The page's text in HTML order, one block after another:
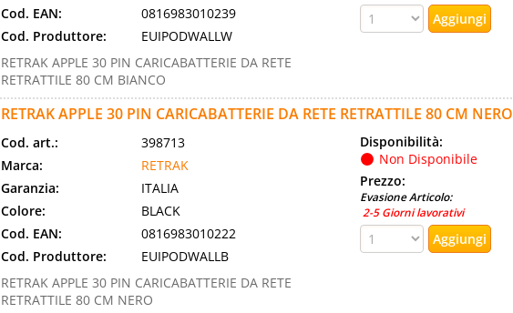
Cod. EAN:
0816983010239
Cod. Produttore:
EUIPODWALLW
RETRAK APPLE 30 PIN CARICABATTERIE DA RETE
RETRATTILE 80 CM BIANCO
RETRAK APPLE 30 PIN CARICABATTERIE DA RETE RETRATTILE 80 CM NERO
Cod. art.:
398713
Marca:
RETRAK
Garanzia:
ITALIA
Colore:
BLACK
Cod. EAN:
0816983010222
Cod. Produttore:
EUIPODWALLB
RETRAK APPLE 30 PIN CARICABATTERIE DA RETE
RETRATTILE 80 CM NERO
Disponibilità:
Non Disponibile
Prezzo:
Evasione Articolo:
2-5 Giorni lavorativi